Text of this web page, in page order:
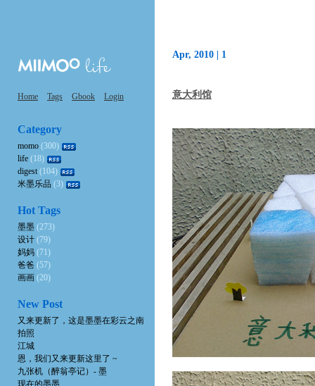
Home Tags Gbook Login
Apr, 2010 | 1
意大利馆
Category
momo (300)
life (18)
digest(104)
米墨乐品 (3)
Hot Tags
墨墨 (273)
设计 (79)
妈妈 (71)
爸爸 (57)
画画 (20)
New Post
又来更新了，这是墨墨在彩云之南
拍照
江城
恩，我们又来更新这里了 ~
九张机（醉翁亭记）- 墨
现在的墨墨